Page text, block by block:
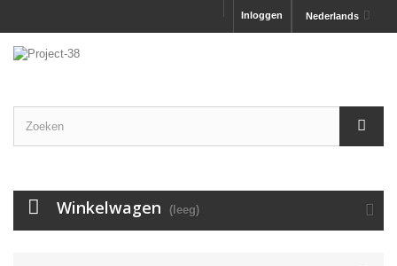
Nederlands
Inloggen
Winkelwagen (leeg)